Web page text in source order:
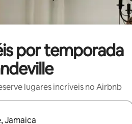
por temporada
lugares incríveis no Airbnb
estiverem disponíveis,